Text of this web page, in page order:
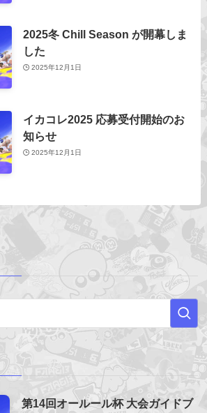
2025冬 Chill Season が開幕しま
した
2025年12月1日
イカコレ2025 応募受付開始のお
知らせ
2025年12月1日
第14回オールール杯 大会ガイドブ